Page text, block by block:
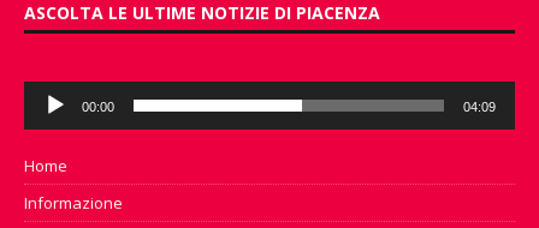
ASCOLTA LE ULTIME NOTIZIE DI PIACENZA
Audio
Player
00:00 04:09
Home
Informazione